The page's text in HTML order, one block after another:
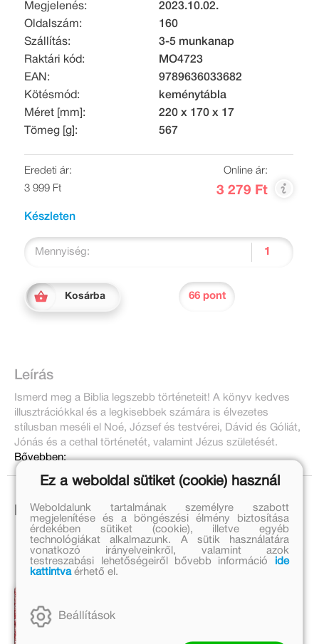
Megjelenés:
2023.10.02.
Oldalszám:
160
Szállítás:
3-5 munkanap
Raktári kód:
MO4723
EAN:
9789636033682
Kötésmód:
keménytábla
Méret [mm]:
220 x 170 x 17
Tömeg [g]:
567
Eredeti ár:
3 999 Ft
Online ár:
3 279 Ft
Készleten
Mennyiség:
Kosárba 66 pont
Leírás
Ismerd meg a Biblia legszebb történeteit! A könyv kedves
illusztrációkkal és a legkisebbek számára is élvezetes
stílusban meséli el Noé, József és testvérei, Dávid és Góliát,
Jónás és a cethal történetét, valamint Jézus születését.
Bővebben:
Ezek is érdekelhetnek!
Ez a weboldal sütiket (cookie) használ
Weboldalunk tartalmának személyre szabott
megjelenítése és a böngészési élmény biztosítása
érdekében sütiket (cookie), illetve egyéb
technológiákat alkalmazunk. A sütik használatára
vonatkozó irányelveinkről, valamint azok
testreszabási lehetőségeiről bővebb információ
ide
kattintvaérhető el.
Beállítások